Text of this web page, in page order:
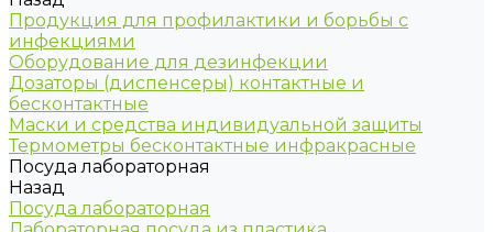
Продукция для профилактики и борьбы с
инфекциями
Оборудование для дезинфекции
Дозаторы (диспенсеры) контактные и
бесконтактные
Маски и средства индивидуальной защиты
Термометры бесконтактные инфракрасные
Посуда лабораторная
Назад
Посуда лабораторная